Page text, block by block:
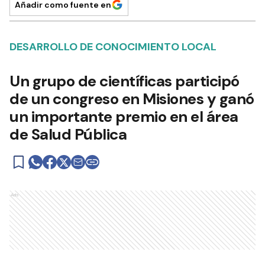
Añadir como fuente en
DESARROLLO DE CONOCIMIENTO LOCAL
Un grupo de científicas participó
de un congreso en Misiones y ganó
un importante premio en el área
de Salud Pública
Ads